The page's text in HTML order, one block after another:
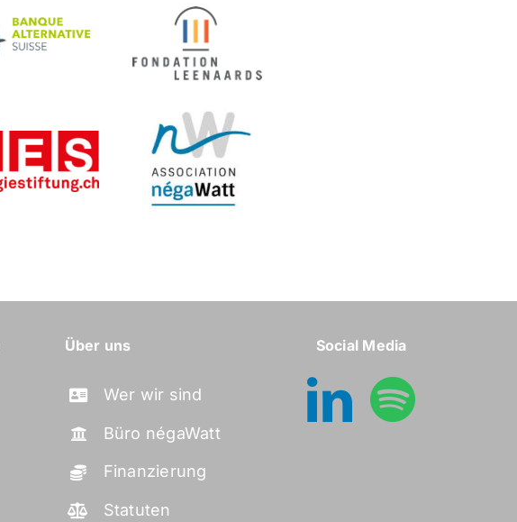
Über uns
Wer wir sind
Büro négaWatt
Finanzierung
Statuten
Social Media